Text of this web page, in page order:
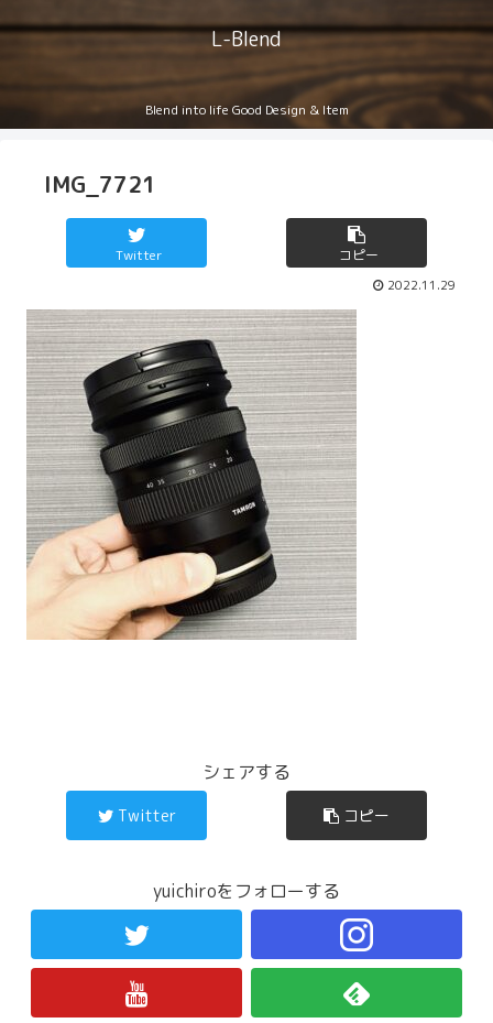
L-Blend
Blend into life Good Design & Item
IMG_7721
Twitter コピー
2022.11.29
シェアする
Twitter コピー
yuichiroをフォローする